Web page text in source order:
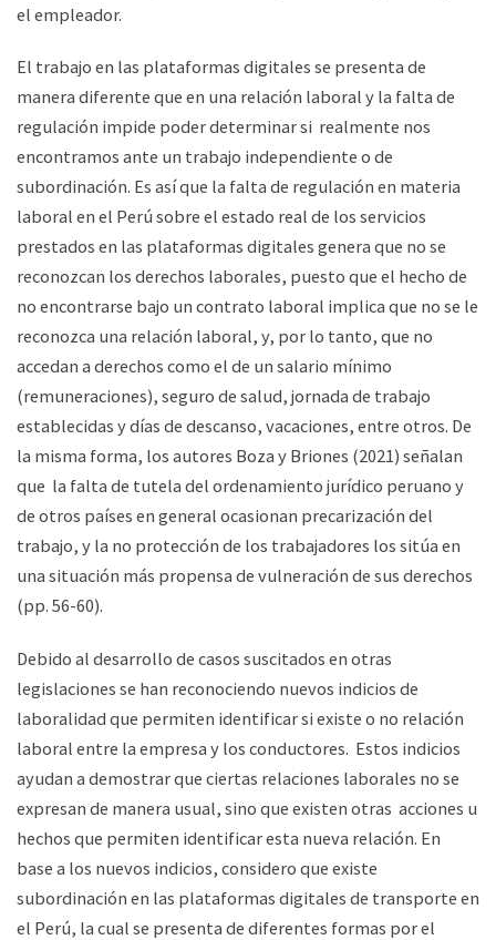
el empleador.
El trabajo en las plataformas digitales se presenta de
manera diferente que en una relación laboral y la falta de
regulación impide poder determinar si realmente nos
encontramos ante un trabajo independiente o de
subordinación. Es así que la falta de regulación en materia
laboral en el Perú sobre el estado real de los servicios
prestados en las plataformas digitales genera que no se
reconozcan los derechos laborales, puesto que el hecho de
no encontrarse bajo un contrato laboral implica que no se le
reconozca una relación laboral, y, por lo tanto, que no
accedan a derechos como el de un salario mínimo
(remuneraciones), seguro de salud, jornada de trabajo
establecidas y días de descanso, vacaciones, entre otros. De
la misma forma, los autores Boza y Briones (2021) señalan
que la falta de tutela del ordenamiento jurídico peruano y
de otros países en general ocasionan precarización del
trabajo, y la no protección de los trabajadores los sitúa en
una situación más propensa de vulneración de sus derechos
(pp. 56-60).
Debido al desarrollo de casos suscitados en otras
legislaciones se han reconociendo nuevos indicios de
laboralidad que permiten identificar si existe o no relación
laboral entre la empresa y los conductores. Estos indicios
ayudan a demostrar que ciertas relaciones laborales no se
expresan de manera usual, sino que existen otras acciones u
hechos que permiten identificar esta nueva relación. En
base a los nuevos indicios, considero que existe
subordinación en las plataformas digitales de transporte en
el Perú, la cual se presenta de diferentes formas por el